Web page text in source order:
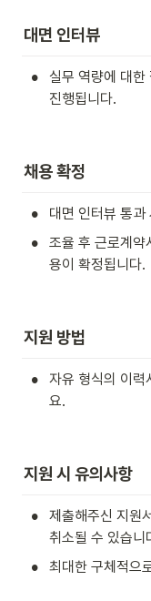
대면 인터뷰
•
실무 역량에 대한
진행됩니다.
채용 확정
• 대면 인터뷰 통과
•
조율 후 근로계약
용이 확정됩니다.
지원 방법
• 자유 형식의 이력
요.
지원 시 유의사항
•
제출해주신 지원
취소될 수 있습니
• 최대한 구체적으